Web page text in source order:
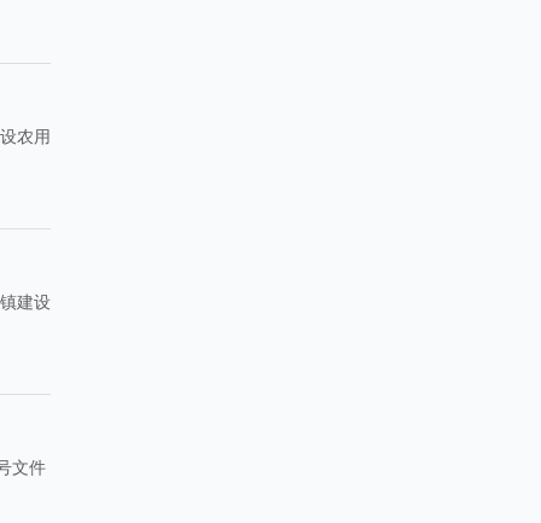
农用
建设
文件